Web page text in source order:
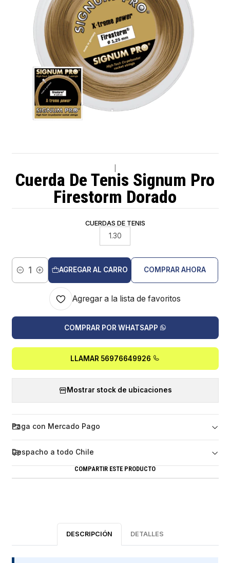
Cuerda De Tenis Signum Pro
Firestorm Dorado
CUERDAS DE TENIS
1.30
Cantidad
AGREGAR AL CARRO COMPRAR AHORA
Agregar a la lista de favoritos
COMPRAR POR WHATSAPP
LLAMAR 56976649926
Mostrar stock de ubicaciones
Paga con Mercado Pago
Despacho a todo Chile
COMPARTIR ESTE PRODUCTO
DESCRIPCIÓN DETALLES